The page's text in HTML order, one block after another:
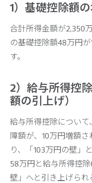
1）基礎控除額
合計所得金額が2,350
の基礎控除額48万円
す。
2）給与所得控
額の引上げ）
給与所得控除につい
障額が、10万円増額
り、「103万円の壁」
58万円と給与所得控
壁」へと引き上げら